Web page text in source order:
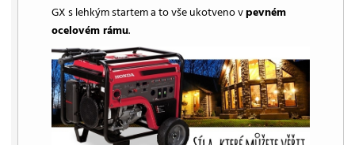
GX s lehkým startem a to vše ukotveno vpevném
ocelovém rámu.